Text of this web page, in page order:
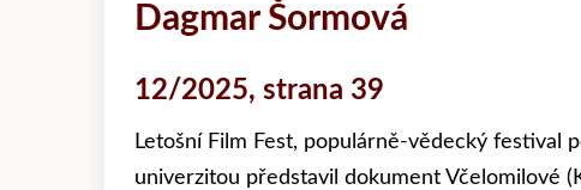
Dagmar Šormová
12/2025, strana 39
Letošní Film Fest, populárně-vědecký festival
univerzitou představil dokument Včelomilové